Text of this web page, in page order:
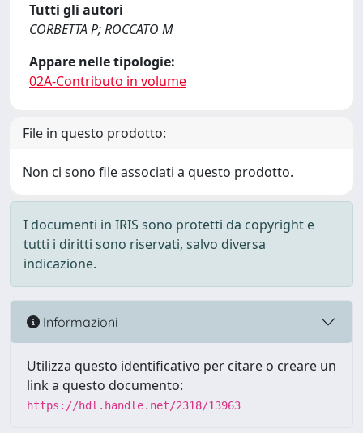
Tutti gli autori
CORBETTA P; ROCCATO M
Appare nelle tipologie:
02A-Contributo in volume
File in questo prodotto:
Non ci sono file associati a questo prodotto.
I documenti in IRIS sono protetti da copyright e
tutti i diritti sono riservati, salvo diversa
indicazione.
Informazioni
Utilizza questo identificativo per citare o creare un
link a questo documento:
https://hdl.handle.net/2318/13963